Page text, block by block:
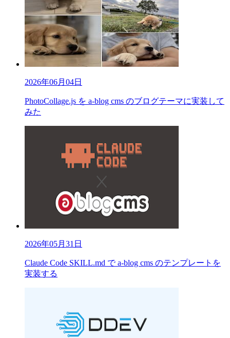
2026年06月04日
PhotoCollage.js を a-blog cms のブログテーマに実装して
みた
2026年05月31日
Claude Code SKILL.md で a-blog cms のテンプレートを
実装する